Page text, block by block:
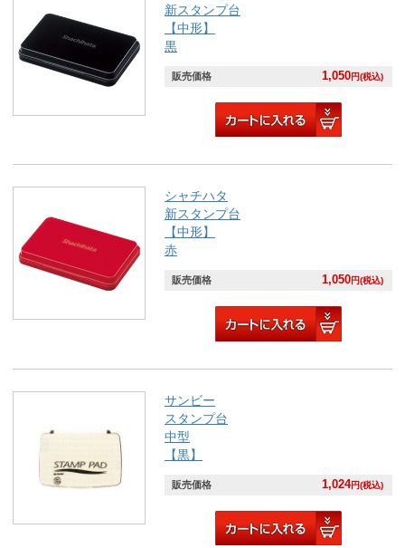
新スタンプ台
【中形】
黒
販売価格 1,050円(税込)
シャチハタ
新スタンプ台
【中形】
赤
販売価格 1,050円(税込)
サンビー
スタンプ台
中型
【黒】
販売価格 1,024円(税込)